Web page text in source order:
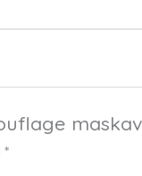
*